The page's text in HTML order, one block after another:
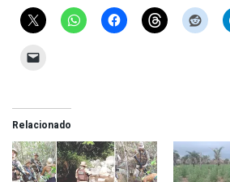
Relacionado